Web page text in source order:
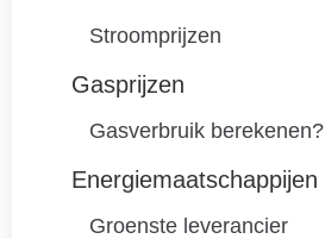
Stroomprijzen
Gasprijzen
Gasverbruik berekenen?
Energiemaatschappijen
Groenste leverancier